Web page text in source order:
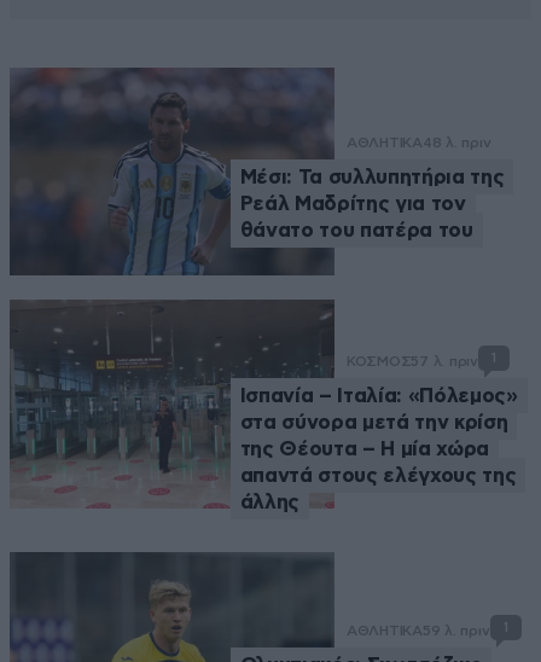
ΑΘΛΗΤΙΚΑ48 λ. πριν
Μέσι: Τα συλλυπητήρια της
Ρεάλ Μαδρίτης για τον
θάνατο του πατέρα του
ΚΟΣΜΟΣ57 λ. πριν 1
Ισπανία – Ιταλία: «Πόλεμος»
στα σύνορα μετά την κρίση
της Θέουτα – Η μία χώρα
απαντά στους ελέγχους της
άλλης
ΑΘΛΗΤΙΚΑ59 λ. πριν 1